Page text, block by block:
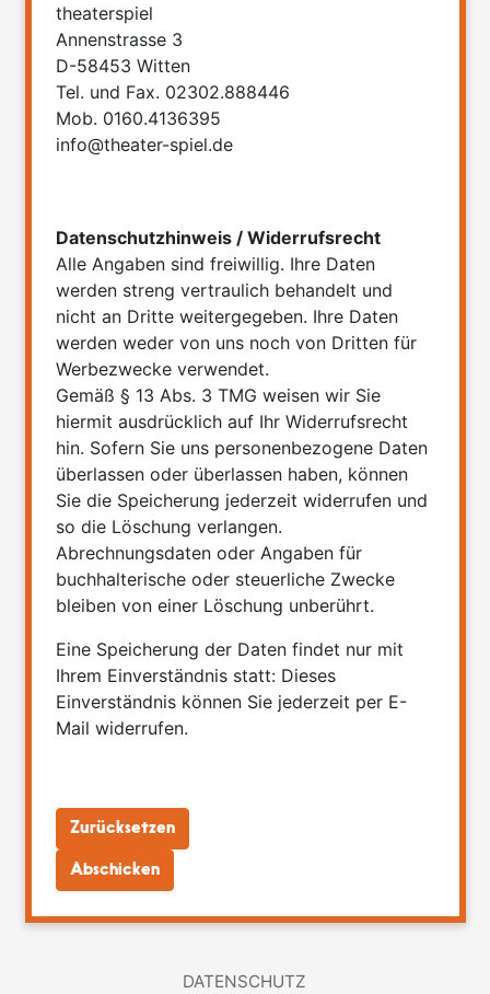
theaterspiel
Annenstrasse 3
D-58453 Witten
Tel. und Fax. 02302.888446
Mob. 0160.4136395
info@theater-spiel.de
Datenschutzhinweis / Widerrufsrecht
Alle Angaben sind freiwillig. Ihre Daten
werden streng vertraulich behandelt und
nicht an Dritte weitergegeben. Ihre Daten
werden weder von uns noch von Dritten für
Werbezwecke verwendet.
Gemäß § 13 Abs. 3 TMG weisen wir Sie
hiermit ausdrücklich auf Ihr Widerrufsrecht
hin. Sofern Sie uns personenbezogene Daten
überlassen oder überlassen haben, können
Sie die Speicherung jederzeit widerrufen und
so die Löschung verlangen.
Abrechnungsdaten oder Angaben für
buchhalterische oder steuerliche Zwecke
bleiben von einer Löschung unberührt.
Eine Speicherung der Daten findet nur mit
Ihrem Einverständnis statt: Dieses
Einverständnis können Sie jederzeit per E-
Mail widerrufen.
DATENSCHUTZ